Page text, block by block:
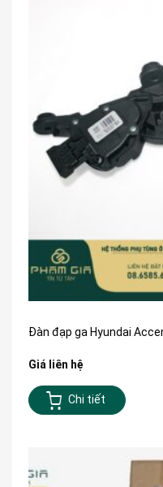
Đàn đạp ga Hyundai
Giá liên hệ
Chi tiết